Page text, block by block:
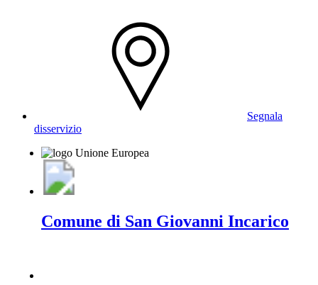
Segnala
disservizio
Comune di San Giovanni Incarico